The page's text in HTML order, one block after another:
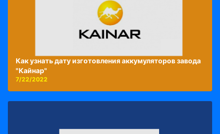
Как узнать дату изготовления аккумуляторов завода
"Кайнар"
7/22/2022